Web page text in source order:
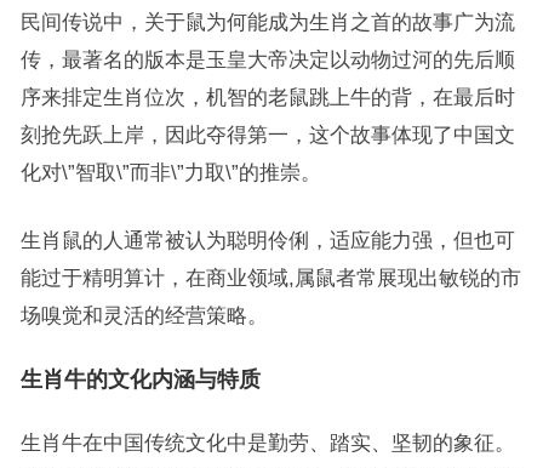
民间传说中，关于鼠为何能成为生肖之首的故事广为流
传，最著名的版本是玉皇大帝决定以动物过河的先后顺
序来排定生肖位次，机智的老鼠跳上牛的背，在最后时
刻抢先跃上岸，因此夺得第一，这个故事体现了中国文
化对\”智取\”而非\”力取\”的推崇。
生肖鼠的人通常被认为聪明伶俐，适应能力强，但也可
能过于精明算计，在商业领域,属鼠者常展现出敏锐的市
场嗅觉和灵活的经营策略。
生肖牛的文化内涵与特质
生肖牛在中国传统文化中是勤劳、踏实、坚韧的象征。